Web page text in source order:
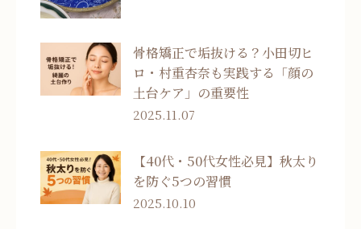
骨格矯正で垢抜ける？小田切ヒ
ロ・村重杏奈も実践する「顔の
土台ケア」の重要性
2025.11.07
【40代・50代女性必見】秋太り
を防ぐ5つの習慣
2025.10.10